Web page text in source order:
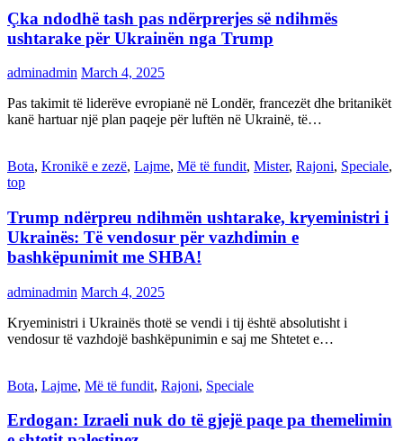
Çka ndodhë tash pas ndërprerjes së ndihmës
ushtarake për Ukrainën nga Trump
adminadmin March 4, 2025
Pas takimit të liderëve evropianë në Londër, francezët dhe britanikët
kanë hartuar një plan paqeje për luftën në Ukrainë, të…
Bota, Kronikë e zezë, Lajme, Më të fundit, Mister, Rajoni, Speciale,
top
Trump ndërpreu ndihmën ushtarake, kryeministri i
Ukrainës: Të vendosur për vazhdimin e
bashkëpunimit me SHBA!
adminadmin March 4, 2025
Kryeministri i Ukrainës thotë se vendi i tij është absolutisht i
vendosur të vazhdojë bashkëpunimin e saj me Shtetet e…
Bota, Lajme, Më të fundit, Rajoni, Speciale
Erdogan: Izraeli nuk do të gjejë paqe pa themelimin